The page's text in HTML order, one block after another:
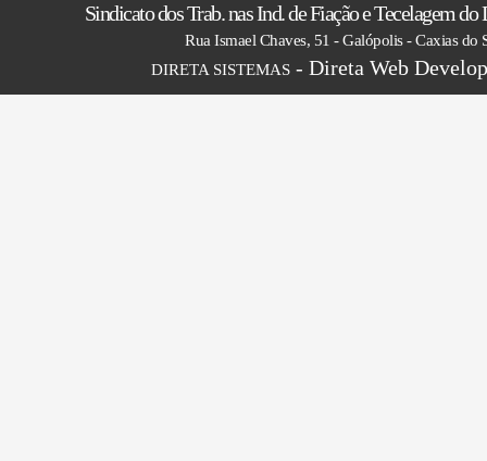
Sindicato dos Trab. nas Ind. de Fiação e Tecelagem
Rua Ismael Chaves, 51 - Galópolis - Caxias do
DIRETA SISTEMAS- Direta Web